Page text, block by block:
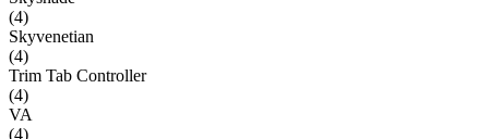
(4)
Skyvenetian
(4)
Trim Tab Controller
(4)
VA
(4)